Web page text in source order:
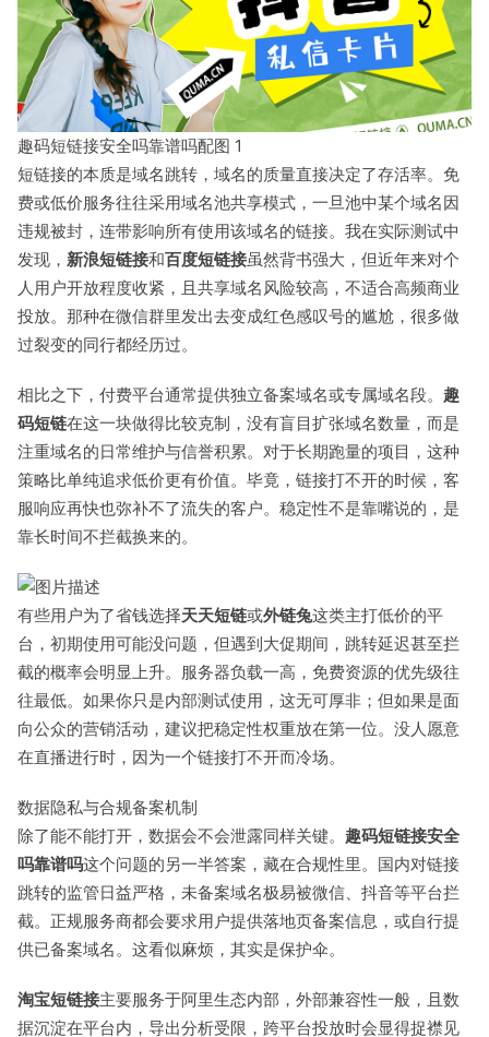
趣码短链接安全吗靠谱吗配图 1
短链接的本质是域名跳转，域名的质量直接决定了存活率。免
费或低价服务往往采用域名池共享模式，一旦池中某个域名因
违规被封，连带影响所有使用该域名的链接。我在实际测试中
发现， 新浪短链接和百度短链接虽然背书强大，但近年来对个
人用户开放程度收紧，且共享域名风险较高，不适合高频商业
投放。那种在微信群里发出去变成红色感叹号的尴尬，很多做
过裂变的同行都经历过。
相比之下，付费平台通常提供独立备案域名或专属域名段。 趣
码短链在这一块做得比较克制，没有盲目扩张域名数量，而是
注重域名的日常维护与信誉积累。对于长期跑量的项目，这种
策略比单纯追求低价更有价值。毕竟，链接打不开的时候，客
服响应再快也弥补不了流失的客户。稳定性不是靠嘴说的，是
靠长时间不拦截换来的。
有些用户为了省钱选择天天短链或外链兔这类主打低价的平
台，初期使用可能没问题，但遇到大促期间，跳转延迟甚至拦
截的概率会明显上升。服务器负载一高，免费资源的优先级往
往最低。如果你只是内部测试使用，这无可厚非；但如果是面
向公众的营销活动，建议把稳定性权重放在第一位。没人愿意
在直播进行时，因为一个链接打不开而冷场。
数据隐私与合规备案机制
除了能不能打开，数据会不会泄露同样关键。 趣码短链接安全
吗靠谱吗这个问题的另一半答案，藏在合规性里。国内对链接
跳转的监管日益严格，未备案域名极易被微信、抖音等平台拦
截。正规服务商都会要求用户提供落地页备案信息，或自行提
供已备案域名。这看似麻烦，其实是保护伞。
淘宝短链接主要服务于阿里生态内部，外部兼容性一般，且数
据沉淀在平台内，导出分析受限，跨平台投放时会显得捉襟见